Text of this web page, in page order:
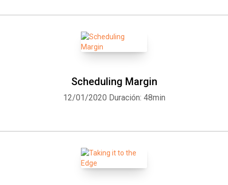
Scheduling Margin
12/01/2020 Duración: 48min
Facebook Twitter